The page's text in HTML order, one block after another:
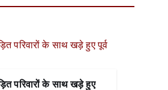
परिवारों के साथ खड़े हुए